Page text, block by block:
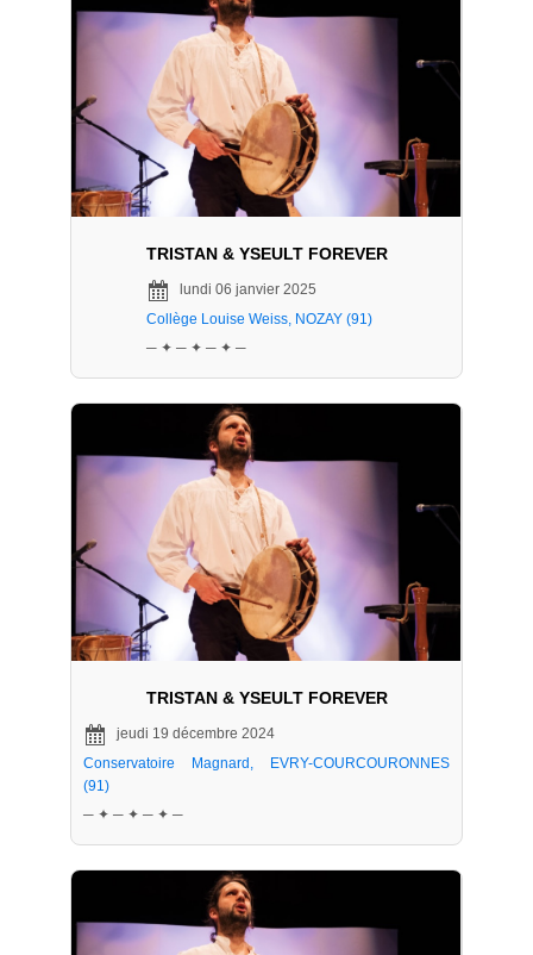
TRISTAN & YSEULT FOREVER
lundi 06 janvier 2025
Collège Louise Weiss, NOZAY (91)
─ ✦ ─ ✦ ─ ✦ ─
TRISTAN & YSEULT FOREVER
jeudi 19 décembre 2024
Conservatoire Magnard, EVRY-COURCOURONNES
(91)
─ ✦ ─ ✦ ─ ✦ ─